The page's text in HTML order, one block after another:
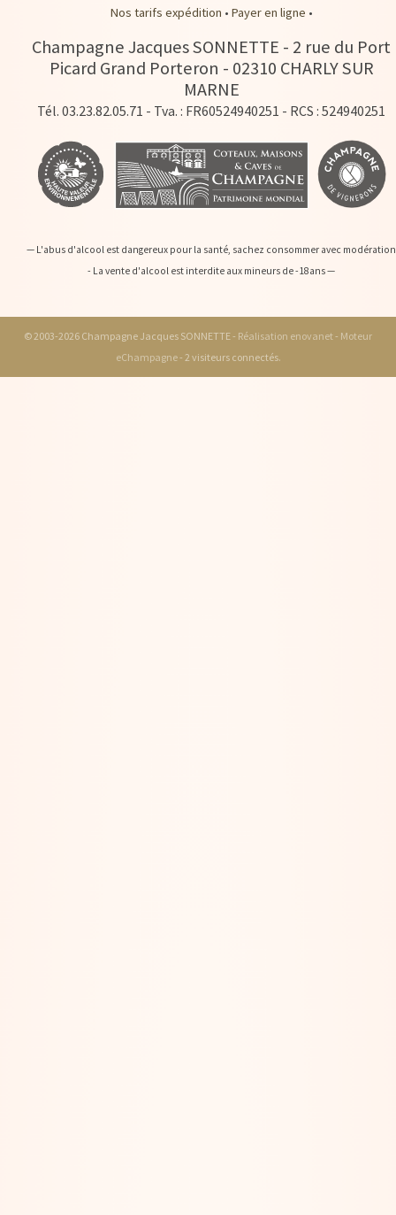
Nos tarifs expédition • Payer en ligne •
Champagne Jacques SONNETTE - 2 rue du Port
Picard Grand Porteron - 02310 CHARLY SUR
MARNE
Tél. 03.23.82.05.71 - Tva. : FR60524940251 - RCS : 524940251
— L'abus d'alcool est dangereux pour la santé, sachez consommer avec modération
- La vente d'alcool est interdite aux mineurs de -18ans —
© 2003-2026 Champagne Jacques SONNETTE - Réalisation enovanet- Moteur
eChampagne- 2 visiteurs connectés.